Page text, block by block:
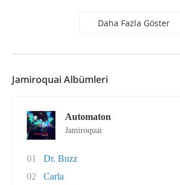
Daha Fazla Göster
Jamiroquai Albümleri
Automaton
Jamiroquai
01
Dr. Buzz
02
Carla